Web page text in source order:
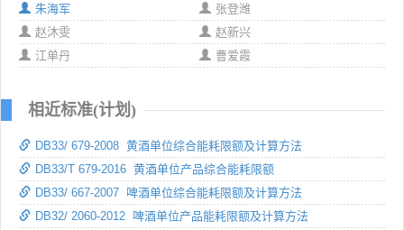
朱海军
张登潍
赵沐雯
赵新兴
江单丹
曹爱霞
相近标准(计划)
DB33/ 679-2008 黄酒单位综合能耗限额及计算方法
DB33/T 679-2016 黄酒单位产品综合能耗限额
DB33/ 667-2007 啤酒单位综合能耗限额及计算方法
DB32/ 2060-2012 啤酒单位产品能耗限额及计算方法